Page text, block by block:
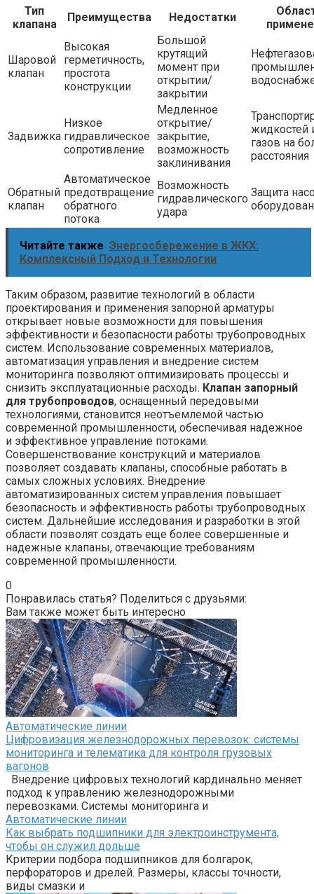
Тип
клапана
Преимущества Недостатки
Шаровой
клапан
Высокая
герметичность,
простота
конструкции
Большой
крутящий
момент при
открытии/
закрытии
Задвижка
Низкое
гидравлическое
сопротивление
Медленное
открытие/
закрытие,
возможность
заклинивания
жидкостей
газов на
расстояния
Обратный
клапан
Автоматическое
предотвращение
обратного
потока
Возможность
гидравлического
удара
Защита
Читайте также Энергосбережение в ЖКХ:
Комплексный Подход и Технологии
Таким образом, развитие технологий в области
проектирования и применения запорной арматуры
открывает новые возможности для повышения
эффективности и безопасности работы трубопроводных
систем. Использование современных материалов,
автоматизация управления и внедрение систем
мониторинга позволяют оптимизировать процессы и
снизить эксплуатационные расходы. Клапан запорный
для трубопроводов, оснащенный передовыми
технологиями, становится неотъемлемой частью
современной промышленности, обеспечивая надежное
и эффективное управление потоками.
Совершенствование конструкций и материалов
позволяет создавать клапаны, способные работать в
самых сложных условиях. Внедрение
автоматизированных систем управления повышает
безопасность и эффективность работы трубопроводных
систем. Дальнейшие исследования и разработки в этой
области позволят создать еще более совершенные и
надежные клапаны, отвечающие требованиям
современной промышленности.
0
Понравилась статья? Поделиться с друзьями:
Вам также может быть интересно
Автоматические линии
Цифровизация железнодорожных перевозок: системы
мониторинга и телематика для контроля грузовых
вагонов
Внедрение цифровых технологий кардинально меняет
подход к управлению железнодорожными
перевозками. Системы мониторинга и
Автоматические линии
Как выбрать подшипники для электроинструмента,
чтобы он служил дольше
Критерии подбора подшипников для болгарок,
перфораторов и дрелей. Размеры, классы точности,
виды смазки и